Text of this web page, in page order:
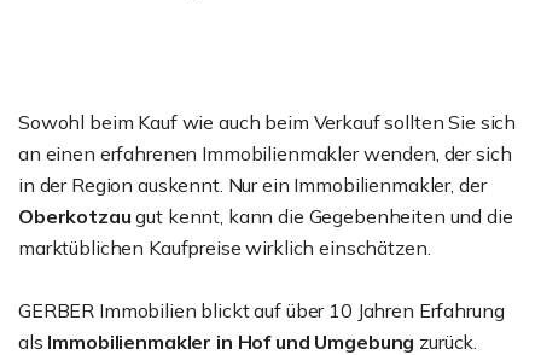
Sowohl beim Kauf wie auch beim Verkauf sollten Sie sich
an einen erfahrenen Immobilienmakler wenden, der sich
in der Region auskennt. Nur ein Immobilienmakler, der
Oberkotzau gut kennt, kann die Gegebenheiten und die
marktüblichen Kaufpreise wirklich einschätzen.
GERBER Immobilien blickt auf über 10 Jahren Erfahrung
als Immobilienmakler in Hof und Umgebung zurück.